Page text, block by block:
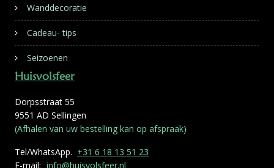
Wanddecoratie
Cadeau- tips
Seizoenen
Huisvolsfeer
Dorpsstraat 55
9551 AD Sellingen
(Afhalen van uw bestelling kan op afspraak)
Tel/WhatsApp. +31 6 18 13 51 23
E-mail: info@huisvolsfeer.nl